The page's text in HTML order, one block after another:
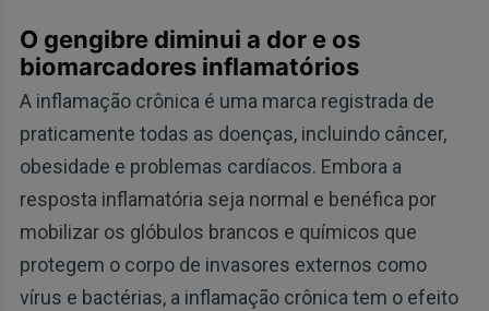
O gengibre diminui a dor e os
biomarcadores inflamatórios
A inflamação crônica é uma marca registrada de
praticamente todas as doenças, incluindo câncer,
obesidade e problemas cardíacos. Embora a
resposta inflamatória seja normal e benéfica por
mobilizar os glóbulos brancos e químicos que
protegem o corpo de invasores externos como
vírus e bactérias, a inflamação crônica tem o efeito